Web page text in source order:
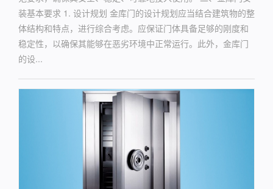
装基本要求 1. 设计规划 金库门的设计规划应当结合建筑物的整
体结构和特点，进行综合考虑。应保证门体具备足够的刚度和
稳定性，以确保其能够在恶劣环境中正常运行。此外，金库门
的设...